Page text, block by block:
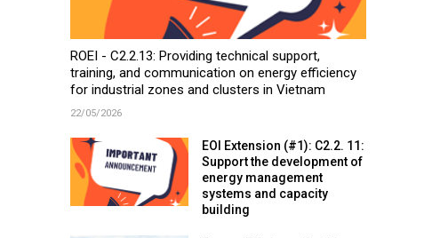
ROEI - C2.2.13: Providing technical support,
training, and communication on energy efficiency
for industrial zones and clusters in Vietnam
22/05/2026
EOI Extension (#1): C2.2. 11:
Support the development of
energy management
systems and capacity
building